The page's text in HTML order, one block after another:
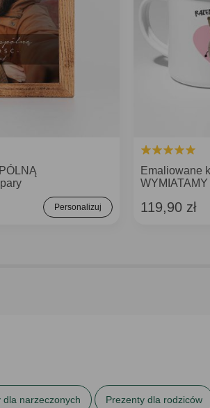
Personalizuj
Emaliowane
WYMIATAMY
119,90 zł
dla narzeczonych Prezenty dla rodziców